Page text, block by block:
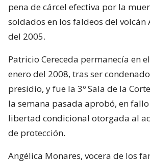
pena de cárcel efectiva por la
soldados en los faldeos del volcán
del 2005.
Patricio Cereceda permanecía en
enero del 2008, tras ser
presidio, y fue la 3º Sala de la
la semana pasada aprobó, en
libertad condicional otorgada al
de protección.
Angélica Monares, vocera de los